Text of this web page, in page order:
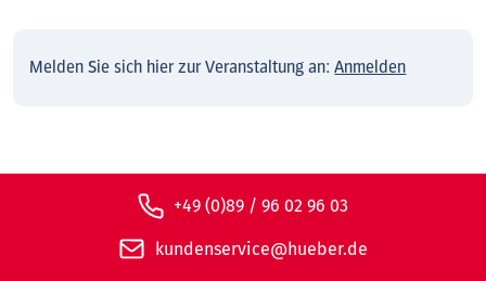
Melden Sie sich hier zur Veranstaltung an:Anmelden
+49 (0)89 / 96 02 96 03
kundenservice@hueber.de